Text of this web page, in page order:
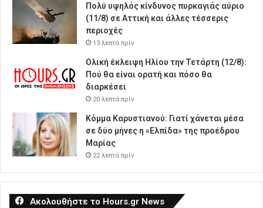
Πολύ υψηλός κίνδυνος πυρκαγιάς αύριο
(11/8) σε Αττική και άλλες τέσσερις
περιοχές
13 λεπτά πρίν
Ολική έκλειψη Ηλίου την Τετάρτη (12/8):
Πού θα είναι ορατή και πόσο θα
διαρκέσει
20 λεπτά πρίν
Κόμμα Καρυστιανού: Γιατί χάνεται μέσα
σε δύο μήνες η «Ελπίδα» της προέδρου
Μαρίας
22 λεπτά πρίν
Ακολουθήστε το Hours.gr News